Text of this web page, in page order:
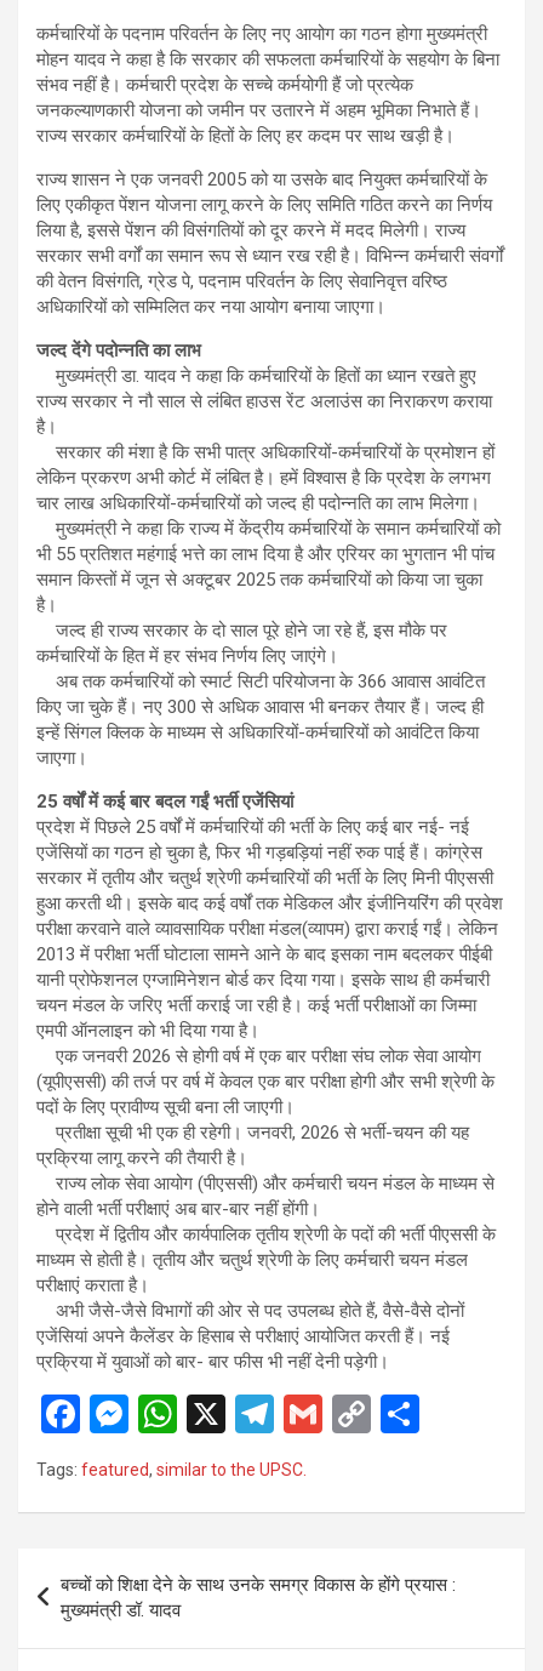
कर्मचारियों के पदनाम परिवर्तन के लिए नए आयोग का गठन होगा मुख्यमंत्री
मोहन यादव ने कहा है कि सरकार की सफलता कर्मचारियों के सहयोग के बिना
संभव नहीं है। कर्मचारी प्रदेश के सच्चे कर्मयोगी हैं जो प्रत्येक
जनकल्याणकारी योजना को जमीन पर उतारने में अहम भूमिका निभाते हैं।
राज्य सरकार कर्मचारियों के हितों के लिए हर कदम पर साथ खड़ी है।
राज्य शासन ने एक जनवरी 2005 को या उसके बाद नियुक्त कर्मचारियों के
लिए एकीकृत पेंशन योजना लागू करने के लिए समिति गठित करने का निर्णय
लिया है, इससे पेंशन की विसंगतियों को दूर करने में मदद मिलेगी। राज्य
सरकार सभी वर्गों का समान रूप से ध्यान रख रही है। विभिन्न कर्मचारी संवर्गों
की वेतन विसंगति, ग्रेड पे, पदनाम परिवर्तन के लिए सेवानिवृत्त वरिष्ठ
अधिकारियों को सम्मिलित कर नया आयोग बनाया जाएगा।
जल्द देंगे पदोन्नति का लाभ
मुख्यमंत्री डा. यादव ने कहा कि कर्मचारियों के हितों का ध्यान रखते हुए
राज्य सरकार ने नौ साल से लंबित हाउस रेंट अलाउंस का निराकरण कराया
है।
सरकार की मंशा है कि सभी पात्र अधिकारियों-कर्मचारियों के प्रमोशन हों
लेकिन प्रकरण अभी कोर्ट में लंबित है। हमें विश्वास है कि प्रदेश के लगभग
चार लाख अधिकारियों-कर्मचारियों को जल्द ही पदोन्नति का लाभ मिलेगा।
मुख्यमंत्री ने कहा कि राज्य में केंद्रीय कर्मचारियों के समान कर्मचारियों को
भी 55 प्रतिशत महंगाई भत्ते का लाभ दिया है और एरियर का भुगतान भी पांच
समान किस्तों में जून से अक्टूबर 2025 तक कर्मचारियों को किया जा चुका
है।
जल्द ही राज्य सरकार के दो साल पूरे होने जा रहे हैं, इस मौके पर
कर्मचारियों के हित में हर संभव निर्णय लिए जाएंगे।
अब तक कर्मचारियों को स्मार्ट सिटी परियोजना के 366 आवास आवंटित
किए जा चुके हैं। नए 300 से अधिक आवास भी बनकर तैयार हैं। जल्द ही
इन्हें सिंगल क्लिक के माध्यम से अधिकारियों-कर्मचारियों को आवंटित किया
जाएगा।
25 वर्षों में कई बार बदल गईं भर्ती एजेंसियां
प्रदेश में पिछले 25 वर्षों में कर्मचारियों की भर्ती के लिए कई बार नई- नई
एजेंसियों का गठन हो चुका है, फिर भी गड़बड़ियां नहीं रुक पाई हैं। कांग्रेस
सरकार में तृतीय और चतुर्थ श्रेणी कर्मचारियों की भर्ती के लिए मिनी पीएससी
हुआ करती थी। इसके बाद कई वर्षों तक मेडिकल और इंजीनियरिंग की प्रवेश
परीक्षा करवाने वाले व्यावसायिक परीक्षा मंडल(व्यापम) द्वारा कराई गईं। लेकिन
2013 में परीक्षा भर्ती घोटाला सामने आने के बाद इसका नाम बदलकर पीईबी
यानी प्रोफेशनल एग्जामिनेशन बोर्ड कर दिया गया। इसके साथ ही कर्मचारी
चयन मंडल के जरिए भर्ती कराई जा रही है। कई भर्ती परीक्षाओं का जिम्मा
एमपी ऑनलाइन को भी दिया गया है।
एक जनवरी 2026 से होगी वर्ष में एक बार परीक्षा संघ लोक सेवा आयोग
(यूपीएससी) की तर्ज पर वर्ष में केवल एक बार परीक्षा होगी और सभी श्रेणी के
पदों के लिए प्रावीण्य सूची बना ली जाएगी।
प्रतीक्षा सूची भी एक ही रहेगी। जनवरी, 2026 से भर्ती-चयन की यह
प्रक्रिया लागू करने की तैयारी है।
राज्य लोक सेवा आयोग (पीएससी) और कर्मचारी चयन मंडल के माध्यम से
होने वाली भर्ती परीक्षाएं अब बार-बार नहीं होंगी।
प्रदेश में द्वितीय और कार्यपालिक तृतीय श्रेणी के पदों की भर्ती पीएससी के
माध्यम से होती है। तृतीय और चतुर्थ श्रेणी के लिए कर्मचारी चयन मंडल
परीक्षाएं कराता है।
अभी जैसे-जैसे विभागों की ओर से पद उपलब्ध होते हैं, वैसे-वैसे दोनों
एजेंसियां अपने कैलेंडर के हिसाब से परीक्षाएं आयोजित करती हैं। नई
प्रक्रिया में युवाओं को बार- बार फीस भी नहीं देनी पड़ेगी।
F
a
ce
o
o
k
M
es
se
g
er
W
h
at
A
p
p
X
T
el
e
a
m
G
C
n
k
Tags: featured, similar to the UPSC.
navigation
बच्चों को शिक्षा देने के साथ उनके समग्र विकास के होंगे प्रयास :
मुख्यमंत्री डॉ. यादव